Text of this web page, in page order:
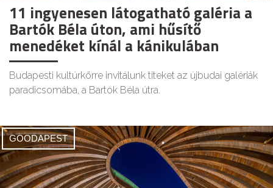
11 ingyenesen látogatható galéria a
Bartók Béla úton, ami hűsítő
menedéket kínál a kánikulában
Budapesti kultúrkörre invitálunk titeket az újbudai galériák
paradicsomába, a Bartók Béla útra.
GOODAPEST